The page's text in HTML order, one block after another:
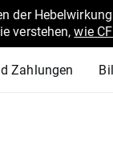
der
verstehen,wie
Zahlungen